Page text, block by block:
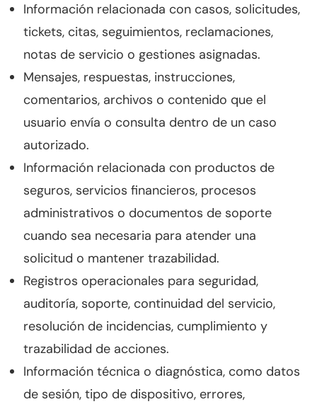
Información relacionada con casos, solicitudes,
tickets, citas, seguimientos, reclamaciones,
notas de servicio o gestiones asignadas.
Mensajes, respuestas, instrucciones,
comentarios, archivos o contenido que el
usuario envía o consulta dentro de un caso
autorizado.
Información relacionada con productos de
seguros, servicios financieros, procesos
administrativos o documentos de soporte
cuando sea necesaria para atender una
solicitud o mantener trazabilidad.
Registros operacionales para seguridad,
auditoría, soporte, continuidad del servicio,
resolución de incidencias, cumplimiento y
trazabilidad de acciones.
Información técnica o diagnóstica, como datos
de sesión, tipo de dispositivo, errores,